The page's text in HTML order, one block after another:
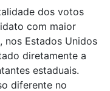
dos votos
com maior
nos Estados Unidos
diretamente a
estaduais.
diferente no